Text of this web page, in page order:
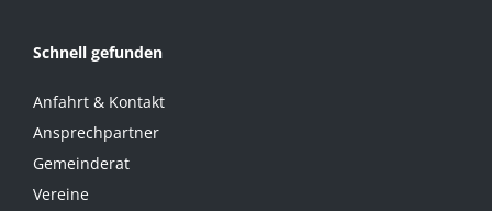
Schnell gefunden
Anfahrt & Kontakt
Ansprechpartner
Gemeinderat
Vereine